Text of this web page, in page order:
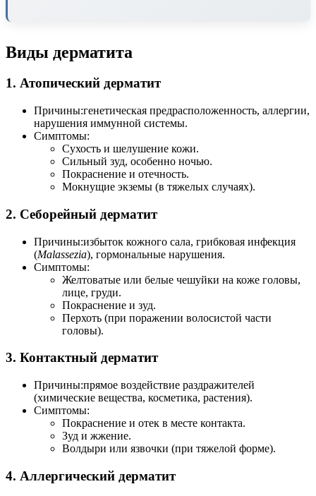
Виды дерматита
1. Атопический дерматит
Причины:генетическая предрасположенность, аллергии,
нарушения иммунной системы.
Симптомы:
Сухость и шелушение кожи.
Сильный зуд, особенно ночью.
Покраснение и отечность.
Мокнущие экземы (в тяжелых случаях).
2. Себорейный дерматит
Причины:избыток кожного сала, грибковая инфекция
(Malassezia), гормональные нарушения.
Симптомы:
Желтоватые или белые чешуйки на коже головы,
лице, груди.
Покраснение и зуд.
Перхоть (при поражении волосистой части
головы).
3. Контактный дерматит
Причины:прямое воздействие раздражителей
(химические вещества, косметика, растения).
Симптомы:
Покраснение и отек в месте контакта.
Зуд и жжение.
Волдыри или язвочки (при тяжелой форме).
4. Аллергический дерматит